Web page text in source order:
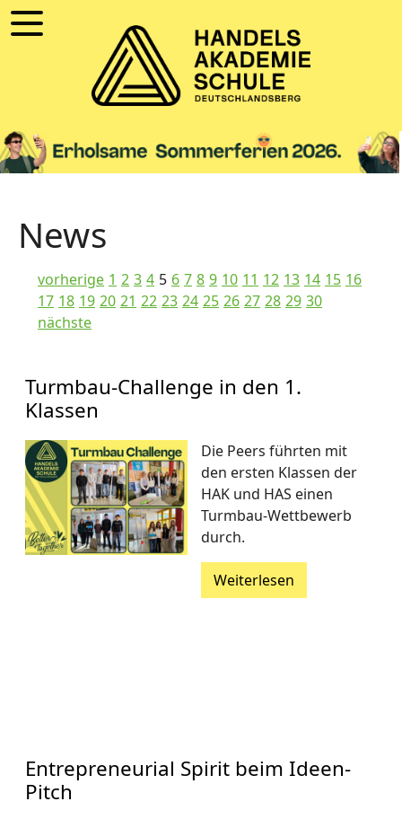
News
vorherige 1 2 3 4 5 6 7 8 9 10 11 12 13 14 15 16
17 18 19 20 21 22 23 24 25 26 27 28 29 30
nächste
Turmbau-Challenge in den 1.
Klassen
Die Peers führten mit
den ersten Klassen der
HAK und HAS einen
Turmbau-Wettbewerb
durch.
Weiterlesen
Entrepreneurial Spirit beim Ideen-
Pitch